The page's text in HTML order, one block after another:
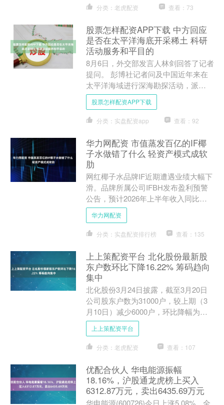
分类：老虎配资 查看：73
股票怎样配资APP下载 中方回应
是否在太平洋海底开采稀土 科研
活动服务和平目的
8月6日，外交部发言人林剑回答了记者
提问。 彭博社记者问及中国近年来在
太平洋海域进行深海勘探活动，派
遣“向阳红6号”科考船接近日本基于南
鸟岛主张的专属经济区。记....
股票怎样配资APP下载
分类：实盘配资app 查看：92
华力网配资 市值蒸发百亿的IF椰
子水做错了什么 轻资产模式成软
肋
网红椰子水品牌IF近期遭遇业绩大幅下
滑。品牌所属公司IFBH发布盈利预警
公告，预计2026年上半年收入同比减
少约40%至50%，净利润同比减少约
65%至75%。....
华力网配资
分类：实盘配资排行榜 查看：135
上上策配资平台 北化股份最新股
东户数环比下降16.22% 筹码趋向
集中
北化股份3月24日披露，截至3月20日
公司股东户数为31000户，较上期（3
月10日）减少6000户，环比降幅为
16.22%。这已是该公司股东户数连续
第2期下降....
上上策配资平台
分类：老虎配资 查看：107
优配合伙人 华电能源振幅
18.16%，沪股通龙虎榜上买入
6312.87万元，卖出6435.69万元
华电能源(600726)今日上涨5.08%，全